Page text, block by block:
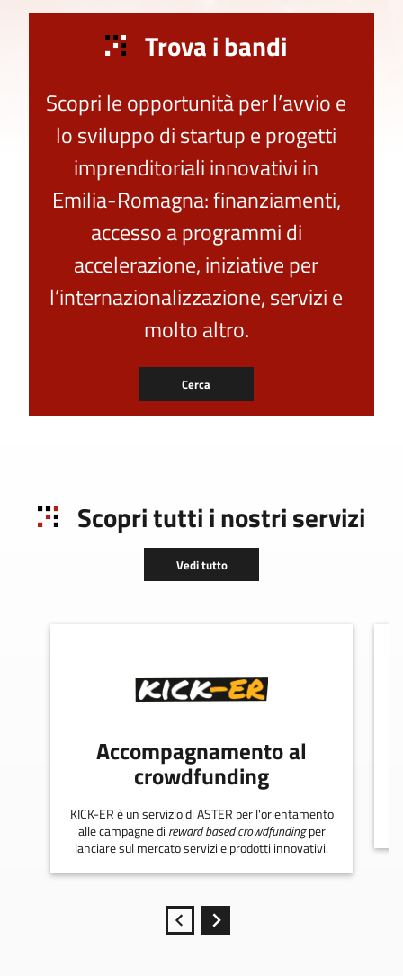
Trova i bandi
Scopri le opportunità per l’avvio e
lo sviluppo di startup e progetti
imprenditoriali innovativi in
Emilia-Romagna: finanziamenti,
accesso a programmi di
accelerazione, iniziative per
l’internazionalizzazione, servizi e
molto altro.
Cerca
Scopri tutti i nostri servizi
Vedi tutto
Accompagnamento al
crowdfunding
KICK-ER è un servizio di ASTER per l'orientamento
alle campagne di reward based crowdfundingper
lanciare sul mercato servizi e prodotti innovativi.